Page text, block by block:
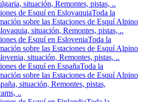
situación, Remontes, pistas, ..
de Esquí en EslovaquiaToda la
sobre las Estaciones de Esquí Alpino
situación, Remontes, pistas, ..
de Esquí en EsloveniaToda la
sobre las Estaciones de Esquí Alpino
situación, Remontes, pistas, ..
de Esquí en EspañaToda la
sobre las Estaciones de Esquí Alpino
situación, Remontes, pistas,
..